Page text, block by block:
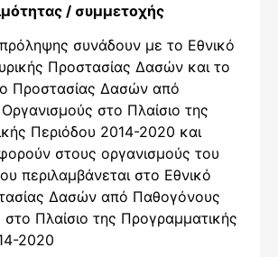
/ συμμετοχής
συνάδουν με το Εθνικό
Προστασίας Δασών και το
Προστασίας Δασών από
στο Πλαίσιο της
Περιόδου 2014-2020 και
στους οργανισμούς του
περιλαμβάνεται στο Εθνικό
Δασών από Παθογόνους
Πλαίσιο της Προγραμματικής
2020